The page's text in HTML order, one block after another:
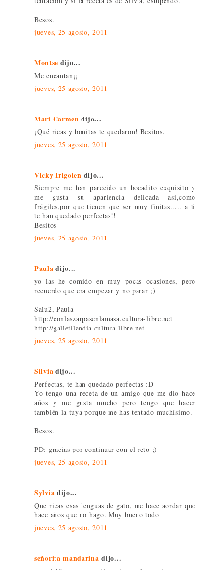
Besos.
jueves, 25 agosto, 2011
Montse dijo...
Me encantan¡¡
jueves, 25 agosto, 2011
Mari Carmen dijo...
¡Qué ricas y bonitas te quedaron! Besitos.
jueves, 25 agosto, 2011
Vicky Irigoien dijo...
Siempre me han parecido un bocadito exquisito y
me gusta su apariencia delicada así,como
frágiles,por que tienen que ser muy finitas..... a ti
te han quedado perfectas!!
Besitos
jueves, 25 agosto, 2011
Paula dijo...
yo las he comido en muy pocas ocasiones, pero
recuerdo que era empezar y no parar ;)
Salu2, Paula
http://conlaszarpasenlamasa.cultura-libre.net
http://galletilandia.cultura-libre.net
jueves, 25 agosto, 2011
Silvia dijo...
Perfectas, te han quedado perfectas :D
Yo tengo una receta de un amigo que me dio hace
años y me gusta mucho pero tengo que hacer
también la tuya porque me has tentado muchísimo.
Besos.
PD: gracias por continuar con el reto ;)
jueves, 25 agosto, 2011
Sylvia dijo...
Que ricas esas lenguas de gato, me hace aordar que
hace años que no hago. Muy bueno todo
jueves, 25 agosto, 2011
señorita mandarina dijo...